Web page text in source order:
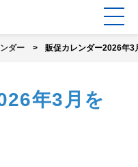
ダー 販促カレンダー2026年3
年3月を